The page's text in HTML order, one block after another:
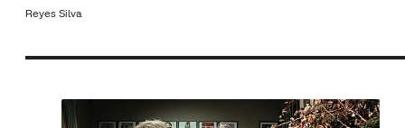
Reyes Silva